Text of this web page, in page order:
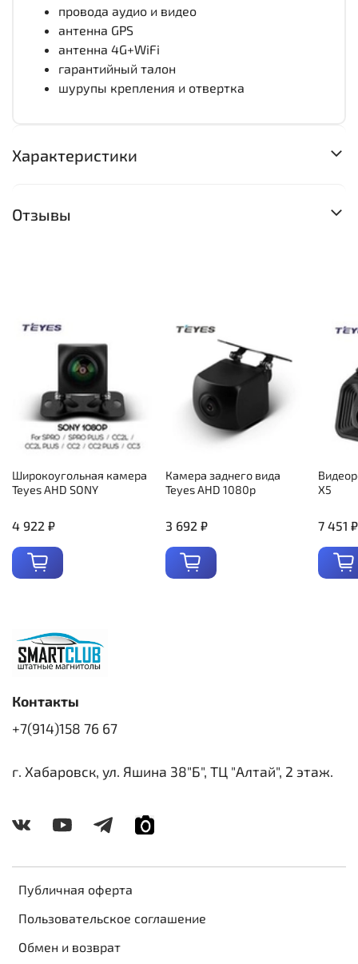
провода аудио и видео
антенна GPS
антенна 4G+WiFi
гарантийный талон
шурупы крепления и отвертка
Характеристики
Отзывы
Широкоугольная камера
Teyes AHD SONY
4 922 ₽
Камера заднего вида
Teyes AHD 1080p
3 692 ₽
X5
7 451 ₽
Публичная оферта
Пользовательское соглашение
Обмен и возврат
Контакты
+7(914)158 76 67
г. Хабаровск, ул. Яшина 38"Б", ТЦ "Алтай", 2 этаж.